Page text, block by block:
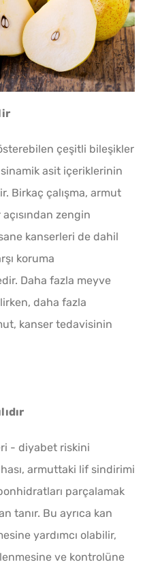
çeşitli bileşikler
asit içeriklerinin
Birkaç çalışma, armut
zengin
kanserleri de dahil
koruma
Daha fazla meyve
daha fazla
kanser tedavisinin
- diyabet riskini
armuttaki lif sindirimi
parçalamak
tanır. Bu ayrıca kan
yardımcı olabilir,
ve kontrolüne